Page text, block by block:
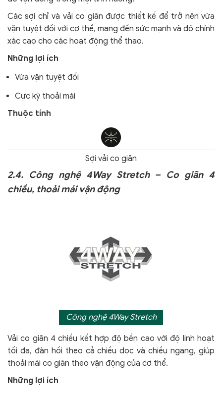
Các sợi chỉ và vải co giãn được thiết kế để trở nên vừa
vặn tuyệt đối với cơ thể, mang đến sức mạnh và độ chính
xác cao cho các hoạt động thể thao.
Những lợi ích
Vừa vặn tuyệt đối
Cực kỳ thoải mái
Thuộc tính
Sợi vải co giãn
2.4. Công nghệ 4Way Stretch – Co giãn 4
chiều, thoải mái vận động
Công nghệ 4Way Stretch
Vải co giãn 4 chiều kết hợp độ bền cao với độ linh hoạt
tối đa, đàn hồi theo cả chiều dọc và chiều ngang, giúp
thoải mái co giãn theo vận động của cơ thể.
Những lợi ích